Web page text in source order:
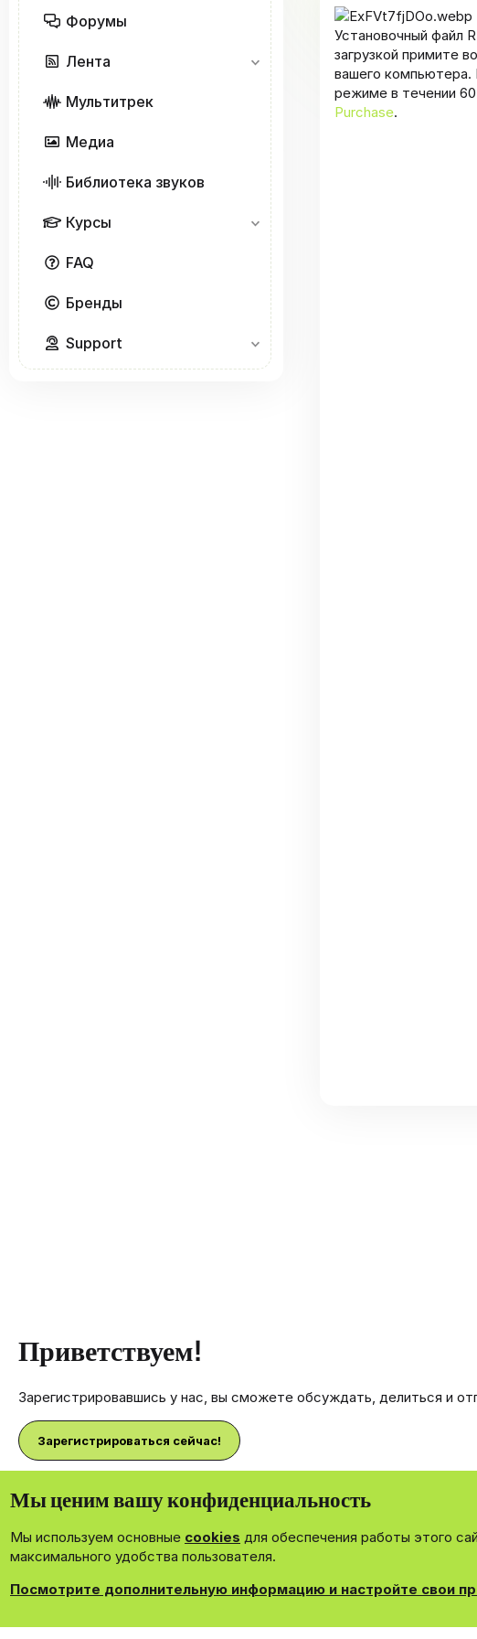
Форумы
Лента
Мультитрек
Медиа
Библиотека звуков
Курсы
FAQ
Бренды
Support
Установочный файл
загрузкой примите
вашего компьютера.
режиме в течении
Purchase.
Приветствуем!
Зарегистрировавшись у нас, вы сможете обсуждать, делиться и
Зарегистрироваться сейчас!
Community platform by XenForo ® © 2010-2026 XenForo Ltd.
Cookies Russian Обратная связь
Мы ценим вашу конфиденциальность
Мы используем основные cookies для обеспечения работы этого
максимального удобства пользователя.
Посмотрите дополнительную информацию и настройте свои